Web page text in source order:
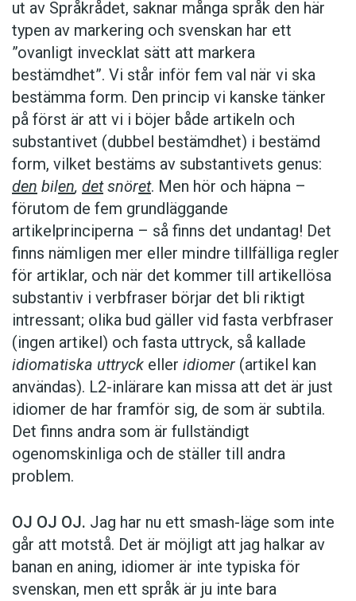
ut av Språkrådet, saknar många språk den här
typen av markering och svenskan har ett
”ovanligt invecklat sätt att markera
bestämdhet”. Vi står inför fem val när vi ska
bestämma form. Den princip vi kanske tänker
på först är att vi i böjer både artikeln och
substantivet (dubbel bestämdhet) i bestämd
form, vilket bestäms av substantivets genus:
den bilen, detsnöret. Men hör och häpna –
förutom de fem grundläggande
artikelprinciperna – så finns det undantag! Det
finns nämligen mer eller mindre tillfälliga regler
för artiklar, och när det kommer till artikellösa
substantiv i verbfraser börjar det bli riktigt
intressant; olika bud gäller vid fasta verbfraser
(ingen artikel) och fasta uttryck, så kallade
idiomatiska uttryck eller idiomer (artikel kan
användas). L2-inlärare kan missa att det är just
idiomer de har framför sig, de som är subtila.
Det finns andra som är fullständigt
ogenomskinliga och de ställer till andra
problem.
OJ OJ OJ. Jag har nu ett smash-läge som inte
går att motstå. Det är möjligt att jag halkar av
banan en aning, idiomer är inte typiska för
svenskan, men ett språk är ju inte bara